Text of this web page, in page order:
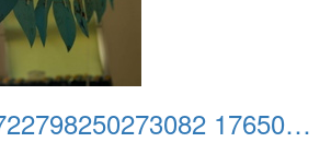
499650869 722798250273082 1765029816196935023 n